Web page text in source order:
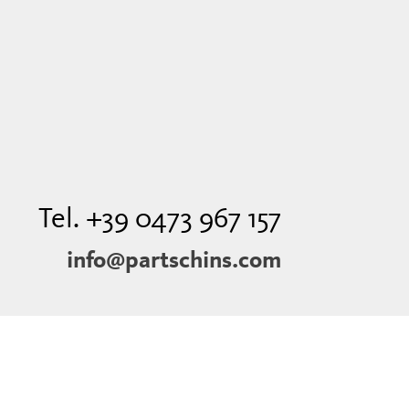
Tel. +39 0473 967 157
info@partschins.com